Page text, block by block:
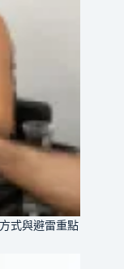
式與避雷重點